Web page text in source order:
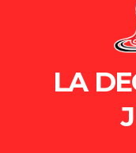
LA